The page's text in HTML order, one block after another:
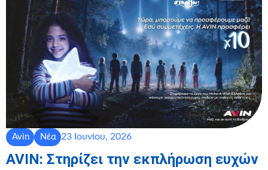
Avin Νέα 23 Ιουνίου, 2026
AVIN: Στηρίζει την εκπλήρωση ευχών